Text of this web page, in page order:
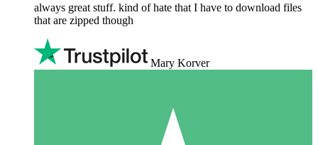
always great stuff. kind of hate that I have to download files
that are zipped though
Mary Korver